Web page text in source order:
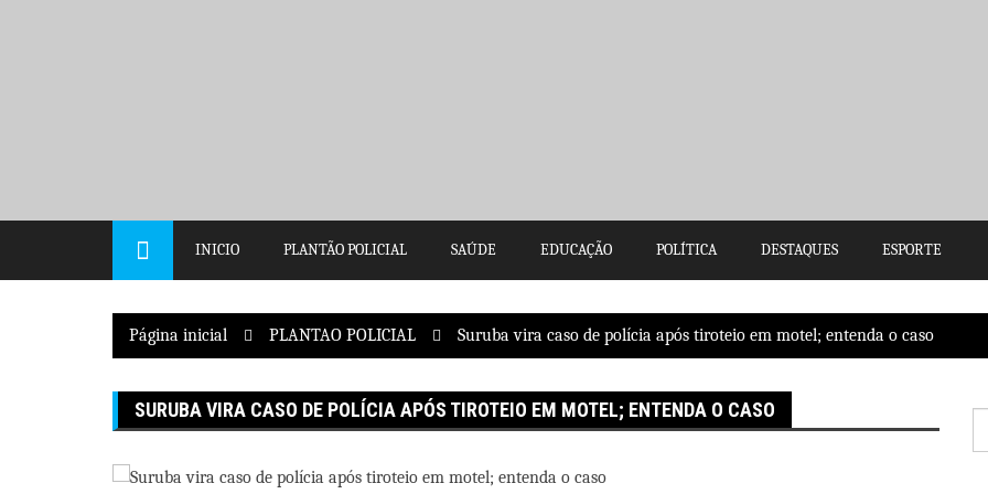
INICIO PLANTÃO POLICIAL SAÚDE EDUCAÇÃO POLÍTICA DESTAQUES ESPORTE
Página inicial PLANTAO POLICIAL Suruba vira caso de polícia após tiroteio em motel; entenda o caso
SURUBA VIRA CASO DE POLÍCIA APÓS TIROTEIO EM MOTEL; ENTENDA O CASO